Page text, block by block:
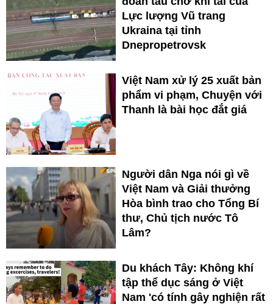
Lực lượng Vũ trang
Ukraina tại tỉnh
Dnepropetrovsk
Việt Nam xử lý 25 xuất bản
phẩm vi phạm, Chuyện với
Thanh là bài học đắt giá
Người dân Nga nói gì về
Việt Nam và Giải thưởng
Hòa bình trao cho Tổng Bí
thư, Chủ tịch nước Tô
Lâm?
Du khách Tây: Không khí
tập thể dục sáng ở Việt
Nam 'có tính gây nghiện rất